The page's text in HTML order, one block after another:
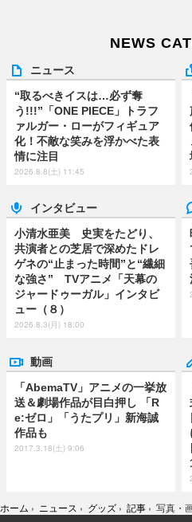
NEWS
ニュース
“取るべきイスは…必ず奪
う!!!”「ONE PIECE」トラフ
ァルガー・ローがフィギュア
化！不敵な笑みを浮かべた表
情に注目
2026.8.8(土) 11:45
インタビュー
小清水亜美 史実をたどり、
共演者との芝居で深めたドレ
ゲネの“止まった時間”と“繊細
な強さ” TVアニメ「天幕の
ジャードゥーガル」インタビ
ュー（８）
2026.8.3(月) 18:00
動画
「AbemaTV」アニメの一挙放
送＆劇場作品が目白押し 「R
e:ゼロ」「うたプリ」新海誠
作品も
2017.3.18(土) 9:06
ホーム › ニュース › グッズ › 記事 › 写真・